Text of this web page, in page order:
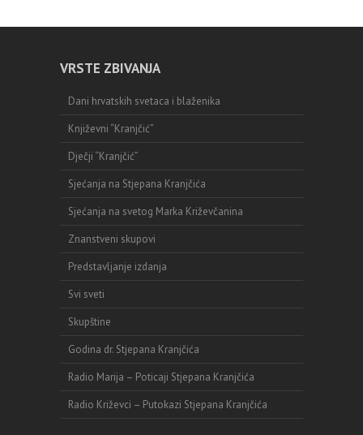
VRSTE ZBIVANJA
Dani hrvatskih svetaca i blaženika
Književni “Kranjčić”
Dječji “Kranjčić”
Sjećanja na Stjepana Kranjčića
Sjećanja na svetog Marka Križevčanina
Znanstveni skupovi
Predstavljanje izdanja
Svi sveti
Skupštine
Godina dr. Stjepana Kranjčića
Radio Marija – Poticaji Stjepana Kranjčića
Radio Križevci – Putokazi Stjepana Kranjčića